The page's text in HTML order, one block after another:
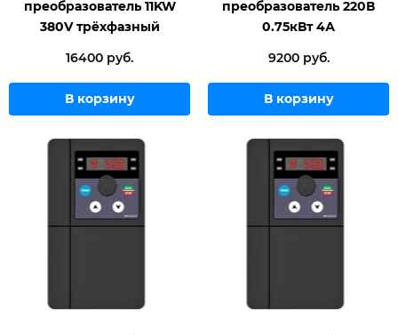
преобразователь 11KW
380V трёхфазный
16400 руб.
В корзину
преобразователь 220В
0.75кВт 4А
9200 руб.
В корзину